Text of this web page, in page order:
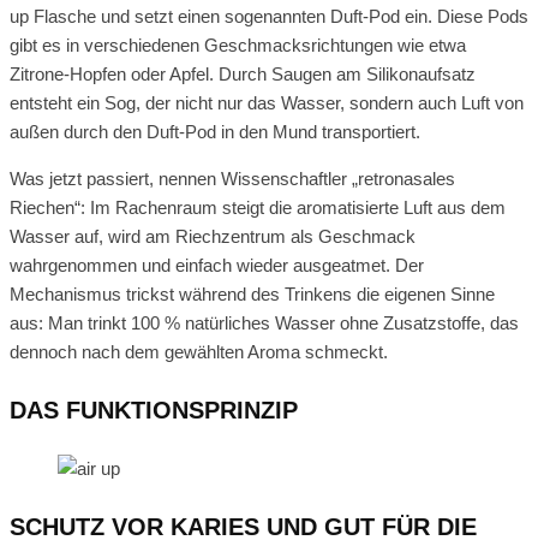
up Flasche und setzt einen sogenannten Duft-Pod ein. Diese Pods
gibt es in verschiedenen Geschmacksrichtungen wie etwa
Zitrone-Hopfen oder Apfel. Durch Saugen am Silikonaufsatz
entsteht ein Sog, der nicht nur das Wasser, sondern auch Luft von
außen durch den Duft-Pod in den Mund transportiert.
Was jetzt passiert, nennen Wissenschaftler „retronasales
Riechen“: Im Rachenraum steigt die aromatisierte Luft aus dem
Wasser auf, wird am Riechzentrum als Geschmack
wahrgenommen und einfach wieder ausgeatmet. Der
Mechanismus trickst während des Trinkens die eigenen Sinne
aus: Man trinkt 100 % natürliches Wasser ohne Zusatzstoffe, das
dennoch nach dem gewählten Aroma schmeckt.
DAS FUNKTIONSPRINZIP
SCHUTZ VOR KARIES UND GUT FÜR DIE